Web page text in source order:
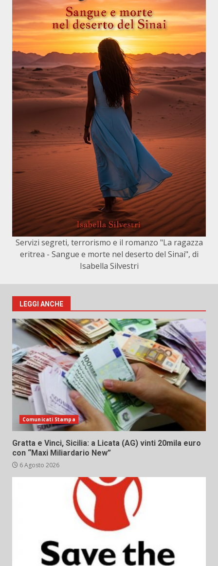
Servizi segreti, terrorismo e il romanzo "La ragazza
eritrea - Sangue e morte nel deserto del Sinai", di
Isabella Silvestri
LEGGI ANCHE
Comunicati Stampa
Gratta e Vinci, Sicilia: a Licata (AG) vinti 20mila euro
con “Maxi Miliardario New”
6 Agosto 2026